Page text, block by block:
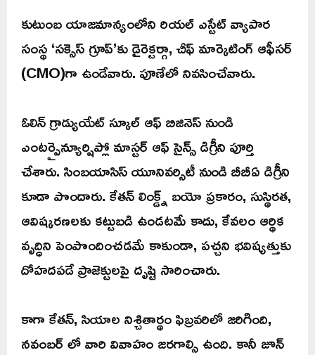
కుటుంబ యాజమాన్యంలోని రియల్ ఎస్టేట్ వ్యాపార
సంస్థ ‘సక్సెస్ గ్రూప్’కు డైరెక్టర్గా, చీఫ్ మార్కెటింగ్ ఆఫీసర్
(CMO)గా ఉండేవారు. పూణేలో నివసించేవారు.
ఓలిన్ గ్రాడ్యుయేట్ స్కూల్ ఆఫ్ బిజినెస్ నుండి
ఎంటర్ప్రైన్యూర్షిప్లో మాస్టర్ ఆఫ్ సైన్స్ డిగ్రీని పూర్తి
చేశారు. సింబయాసిస్ యూనివర్సిటీ నుండి బీబీఏ డిగ్రీని
కూడా పొందారు. కేతన్ లింక్డ్న్ బయో ప్రకారం, సుస్థిరత,
ఆవిష్కరణలకు కట్టుబడి ఉండటమే కాదు, కేవలం ఆర్థిక
వృద్ధిని పెంపొందించడమే కాకుండా, పచ్చని భవిష్యత్తుకు
దోహదపడే ప్రాజెక్టులపై దృష్టి సారించారు.
కాగా కేతన్, సియాల నిశ్చితార్థం ఫిబ్రవరిలో జరిగింది,
నవంబర్ లో వారి వివాహం జరగాల్సి ఉంది. కానీ జూన్